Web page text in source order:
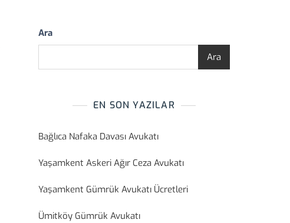
Ara
Ara
EN SON YAZILAR
Bağlıca Nafaka Davası Avukatı
Yaşamkent Askeri Ağır Ceza Avukatı
Yaşamkent Gümrük Avukatı Ücretleri
Ümitköy Gümrük Avukatı